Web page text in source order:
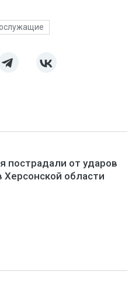
пострадали от ударов
области